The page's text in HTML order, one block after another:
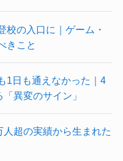
校の入口に｜ゲーム・
きこと
1日も通えなかった｜4
異変のサイン」
超の実績から生まれた